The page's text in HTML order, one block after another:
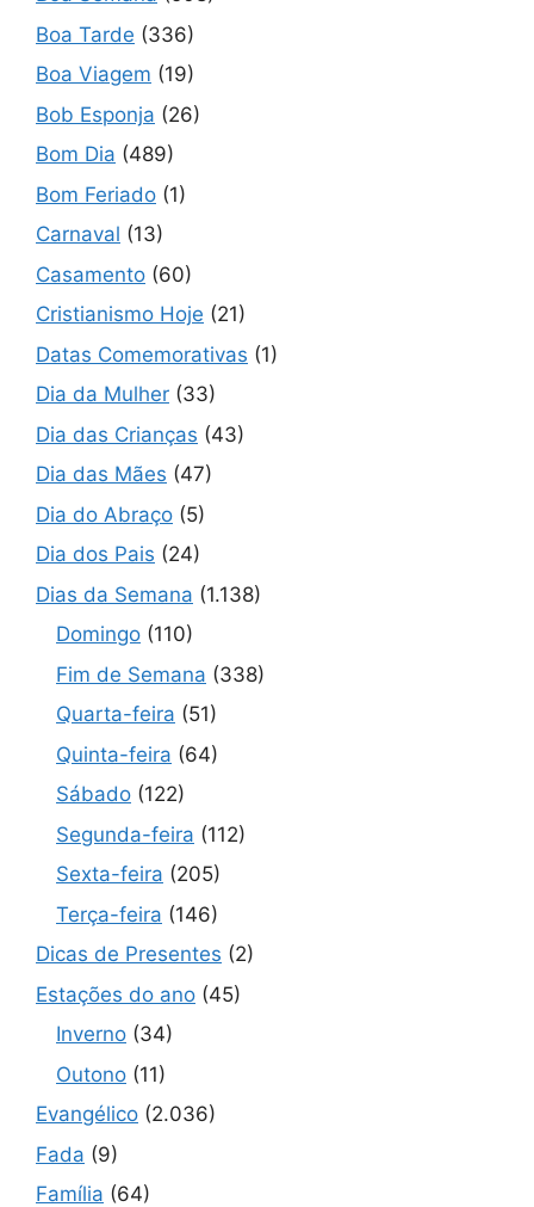
Boa Tarde (336)
Boa Viagem (19)
Bob Esponja (26)
Bom Dia (489)
Bom Feriado (1)
Carnaval (13)
Casamento (60)
Cristianismo Hoje (21)
Datas Comemorativas (1)
Dia da Mulher (33)
Dia das Crianças (43)
Dia das Mães (47)
Dia do Abraço (5)
Dia dos Pais (24)
Dias da Semana (1.138)
Domingo (110)
Fim de Semana (338)
Quarta-feira (51)
Quinta-feira (64)
Sábado (122)
Segunda-feira (112)
Sexta-feira (205)
Terça-feira (146)
Dicas de Presentes (2)
Estações do ano (45)
Inverno (34)
Outono (11)
Evangélico (2.036)
Fada (9)
Família (64)